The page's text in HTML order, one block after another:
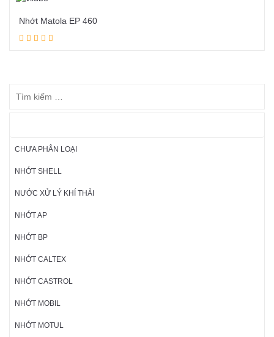
Nhớt Matola EP 460
CHƯA PHÂN LOẠI
NHỚT SHELL
NƯỚC XỬ LÝ KHÍ THẢI
NHỚT AP
NHỚT BP
NHỚT CALTEX
NHỚT CASTROL
NHỚT MOBIL
NHỚT MOTUL